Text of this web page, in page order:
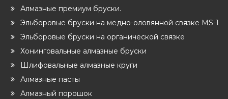
Алмазные премиум бруски.
Эльборовые бруски на медно-оловянной связке MS-1
Эльборовые бруски на органической связке
Хонинговальные алмазные бруски
Шлифовальные алмазные круги
Алмазные пасты
Алмазный порошок